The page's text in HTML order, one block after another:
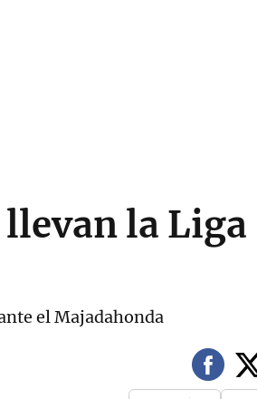
llevan la Liga
el Majadahonda